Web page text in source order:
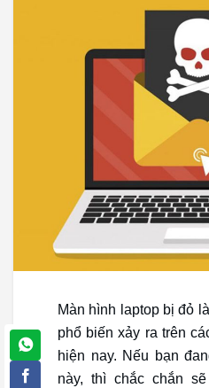
Màn hình laptop bị đỏ
phổ biến xảy ra trên
hiện nay. Nếu bạn
này, thì chắc chắn